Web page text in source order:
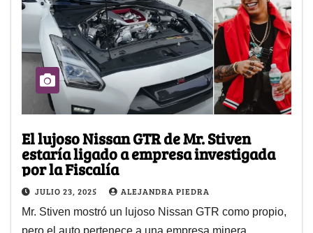
El lujoso Nissan GTR de Mr. Stiven
estaría ligado a empresa investigada
por la Fiscalía
JULIO 23, 2025 ALEJANDRA PIEDRA
Mr. Stiven mostró un lujoso Nissan GTR como propio,
pero el auto pertenece a una empresa minera